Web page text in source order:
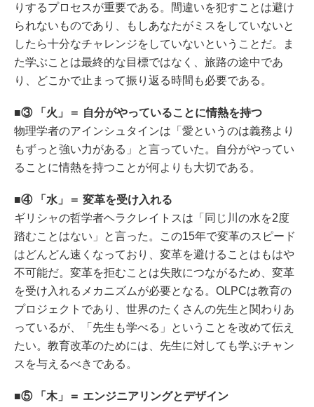
りするプロセスが重要である。間違いを犯すことは避け
られないものであり、もしあなたがミスをしていないと
したら十分なチャレンジをしていないということだ。ま
た学ぶことは最終的な目標ではなく、旅路の途中であ
り、どこかで止まって振り返る時間も必要である。
③ 「火」＝ 自分がやっていることに情熱を持つ
物理学者のアインシュタインは「愛というのは義務より
もずっと強い力がある」と言っていた。自分がやってい
ることに情熱を持つことが何よりも大切である。
④ 「水」＝ 変革を受け入れる
ギリシャの哲学者ヘラクレイトスは「同じ川の水を2度
踏むことはない」と言った。この15年で変革のスピード
はどんどん速くなっており、変革を避けることはもはや
不可能だ。変革を拒むことは失敗につながるため、変革
を受け入れるメカニズムが必要となる。OLPCは教育の
プロジェクトであり、世界のたくさんの先生と関わりあ
っているが、「先生も学べる」ということを改めて伝え
たい。教育改革のためには、先生に対しても学ぶチャン
スを与えるべきである。
⑤ 「木」＝ エンジニアリングとデザイン